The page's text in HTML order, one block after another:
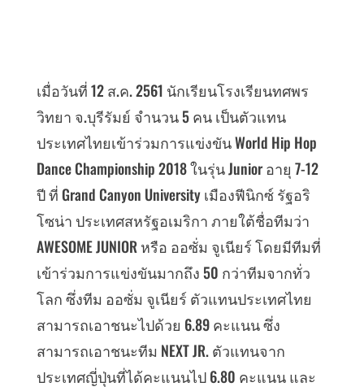
เมื่อวันที่ 12 ส.ค. 2561 นักเรียนโรงเรียนทศพร
วิทยา จ.บุรีรัมย์ จำนวน 5 คน เป็นตัวแทน
ประเทศไทยเข้าร่วมการแข่งขัน World Hip Hop
Dance Championship 2018 ในรุ่น Junior อายุ 7-12
ปี ที่ Grand Canyon University เมืองฟีนิกซ์ รัฐอริ
โซน่า ประเทศสหรัฐอเมริกา ภายใต้ชื่อทีมว่า
AWESOME JUNIOR หรือ ออซั่ม จูเนียร์ โดยมีทีมที่
เข้าร่วมการแข่งขันมากถึง 50 กว่าทีมจากทั่ว
โลก ซึ่งทีม ออซั่ม จูเนียร์ ตัวแทนประเทศไทย
สามารถเอาชนะไปด้วย 6.89 คะแนน ซึ่ง
สามารถเอาชนะทีม NEXT JR. ตัวแทนจาก
ประเทศญี่ปุ่นที่ได้คะแนนไป 6.80 คะแนน และ